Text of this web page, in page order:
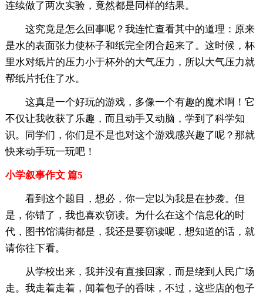
连续做了两次实验，竟然都是同样的结果。
这究竟是怎么回事呢？我连忙查看其中的道理：原来
是水的表面张力使杯子和纸完全闭合起来了。这时候，杯
里水对纸片的压力小于杯外的大气压力，所以大气压力就
帮纸片托住了水。
这真是一个好玩的游戏，多像一个有趣的魔术啊！它
不仅让我收获了乐趣，而且动手又动脑，学到了科学知
识。同学们，你们是不是也对这个游戏感兴趣了呢？那就
快来动手玩一玩吧！
小学叙事作文 篇5
看到这个题目，想必，你一定以为我是在抄袭。但
是，你错了，我也喜欢窃读。为什么在这个信息化的时
代，图书馆满街都是，我还是要窃读呢，想知道的话，就
请你往下看。
从学校出来，我并没有直接回家，而是绕到人民广场
走。我走着走着，闻着包子的香味，不过，这些店的包子